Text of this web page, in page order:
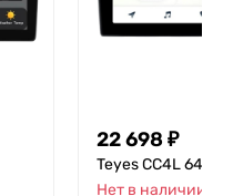
22 698 ₽
Teyes CC4L 64-6
Нет в наличии